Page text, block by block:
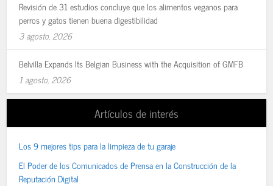
Revisión de 31 estudios concluye que los alimentos veganos para
perros y gatos tienen buena digestibilidad
3 agosto, 2026
Belvilla Expands Its Belgian Business with the Acquisition of GMFB
1 agosto, 2026
Artículos de interés
Los 9 mejores tips para la limpieza de tu garaje
El Poder de los Comunicados de Prensa en la Construcción de la
Reputación Digital